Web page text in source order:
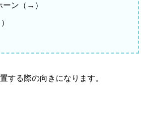
ン（→）
する際の向きになります。